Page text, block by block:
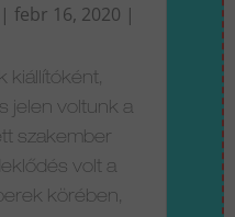
| febr 16, 2020 |
kiállítóként,
jelen voltunk a
szakember
volt a
körében,